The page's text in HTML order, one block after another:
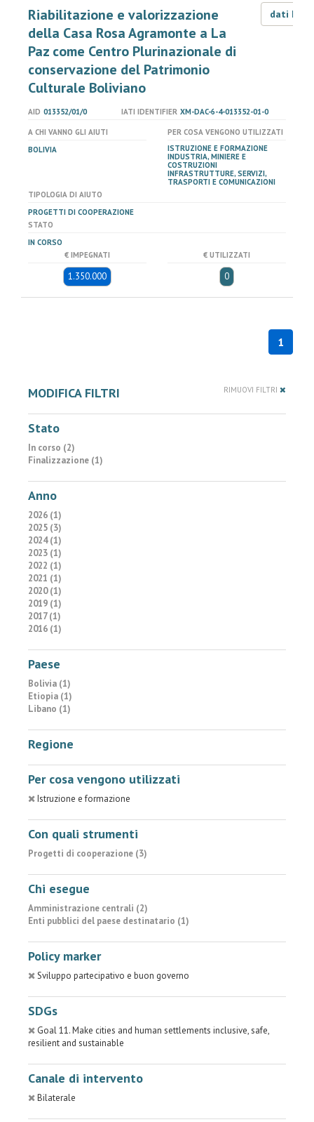
Riabilitazione e valorizzazione
della Casa Rosa Agramonte a La
Paz come Centro Plurinazionale di
conservazione del Patrimonio
Culturale Boliviano
dati LOD
AID 013352/01/0 IATI IDENTIFIER XM-DAC-6-4-013352-01-0
A CHI VANNO GLI AIUTI
BOLIVIA
PER COSA VENGONO UTILIZZATI
ISTRUZIONE E FORMAZIONE
INDUSTRIA, MINIERE E
COSTRUZIONI
INFRASTRUTTURE, SERVIZI,
TRASPORTI E COMUNICAZIONI
TIPOLOGIA DI AIUTO
PROGETTI DI COOPERAZIONE
STATO
IN CORSO
€ IMPEGNATI
1.350.000
€ UTILIZZATI
0
1
MODIFICA FILTRI RIMUOVI FILTRI
Stato
In corso (2)
Finalizzazione (1)
Anno
2026 (1)
2025 (3)
2024 (1)
2023 (1)
2022 (1)
2021 (1)
2020 (1)
2019 (1)
2017 (1)
2016 (1)
Paese
Bolivia (1)
Etiopia (1)
Libano (1)
Regione
Per cosa vengono utilizzati
Istruzione e formazione
Con quali strumenti
Progetti di cooperazione (3)
Chi esegue
Amministrazione centrali (2)
Enti pubblici del paese destinatario (1)
Policy marker
Sviluppo partecipativo e buon governo
SDGs
Goal 11. Make cities and human settlements inclusive, safe,
resilient and sustainable
Canale di intervento
Bilaterale